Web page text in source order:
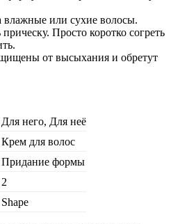
влажные или сухие волосы.
Просто коротко согреть
от высыхания и обретут
Для него, Для неё
Крем для волос
Придание формы
2
Shape